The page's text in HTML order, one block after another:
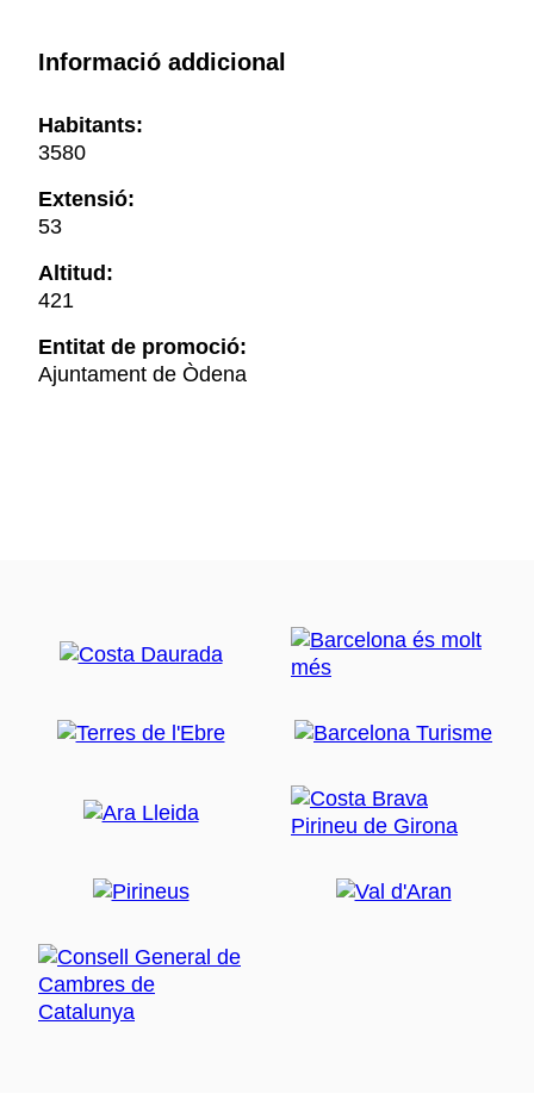
Informació addicional
Habitants:
3580
Extensió:
53
Altitud:
421
Entitat de promoció:
Ajuntament de Òdena